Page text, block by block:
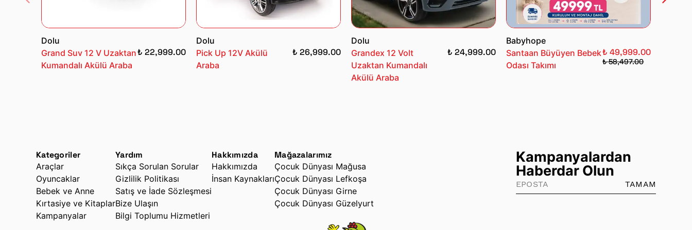
Dolu
Grand Suv 12 V Uzaktan
Kumandalı Akülü Araba
₺ 22,999.00
Dolu
Pick Up 12V Akülü
Araba
₺ 26,999.00
Dolu
Grandex 12 Volt
Uzaktan Kumandalı
Akülü Araba
₺ 24,999.00
Babyhope
Santaan Büyüyen Bebek
Odası Takımı
₺ 49,999.00
₺ 58,497.00
Kategoriler
Araçlar
Oyuncaklar
Bebek ve Anne
Kırtasiye ve Kitaplar
Kampanyalar
Yardım
Sıkça Sorulan Sorular
Gizlilik Politikası
Satış ve İade Sözleşmesi
Bize Ulaşın
Bilgi Toplumu Hizmetleri
Hakkımızda
Hakkımızda
İnsan Kaynakları
Mağazalarımız
Çocuk Dünyası Mağusa
Çocuk Dünyası Lefkoşa
Çocuk Dünyası Girne
Çocuk Dünyası Güzelyurt
Kampanyalardan
Haberdar Olun
TAMAM